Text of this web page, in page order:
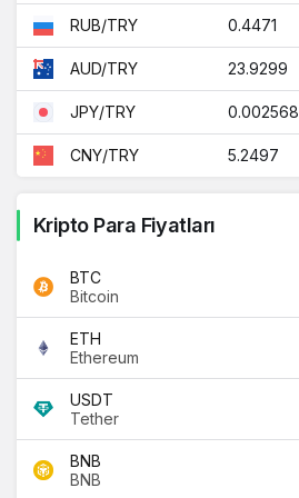
RUB/TRY 0.4471
AUD/TRY 23.9299
JPY/TRY 0.002568
CNY/TRY 5.2497
Kripto Para Fiyatları
BTC
Bitcoin
ETH
Ethereum
USDT
Tether
BNB
BNB